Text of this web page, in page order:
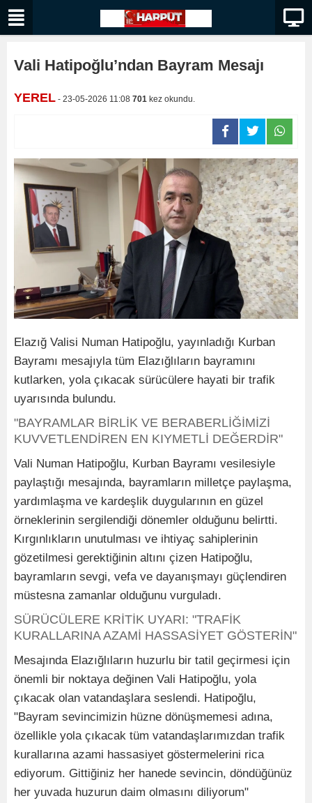
Vali Hatipoğlu’ndan Bayram Mesajı
YEREL - 23-05-2026 11:08 701 kez okundu.
Elazığ Valisi Numan Hatipoğlu, yayınladığı Kurban
Bayramı mesajıyla tüm Elazığlıların bayramını
kutlarken, yola çıkacak sürücülere hayati bir trafik
uyarısında bulundu.
"BAYRAMLAR BİRLİK VE BERABERLİĞİMİZİ
KUVVETLENDİREN EN KIYMETLİ DEĞERDİR"
Vali Numan Hatipoğlu, Kurban Bayramı vesilesiyle
paylaştığı mesajında, bayramların milletçe paylaşma,
yardımlaşma ve kardeşlik duygularının en güzel
örneklerinin sergilendiği dönemler olduğunu belirtti.
Kırgınlıkların unutulması ve ihtiyaç sahiplerinin
gözetilmesi gerektiğinin altını çizen Hatipoğlu,
bayramların sevgi, vefa ve dayanışmayı güçlendiren
müstesna zamanlar olduğunu vurguladı.
SÜRÜCÜLERE KRİTİK UYARI: "TRAFİK
KURALLARINA AZAMİ HASSASİYET GÖSTERİN"
Mesajında Elazığlıların huzurlu bir tatil geçirmesi için
önemli bir noktaya değinen Vali Hatipoğlu, yola
çıkacak olan vatandaşlara seslendi. Hatipoğlu,
"Bayram sevincimizin hüzne dönüşmemesi adına,
özellikle yola çıkacak tüm vatandaşlarımızdan trafik
kurallarına azami hassasiyet göstermelerini rica
ediyorum. Gittiğiniz her hanede sevincin, döndüğünüz
her yuvada huzurun daim olmasını diliyorum"